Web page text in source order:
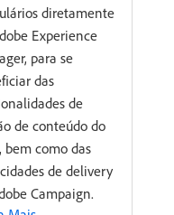
diretamente
Experience
para se
das
de
de conteúdo do
bem como das
de delivery
Campaign.